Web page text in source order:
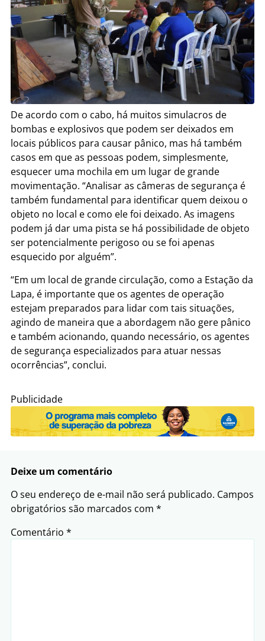
De acordo com o cabo, há muitos simulacros de
bombas e explosivos que podem ser deixados em
locais públicos para causar pânico, mas há também
casos em que as pessoas podem, simplesmente,
esquecer uma mochila em um lugar de grande
movimentação. “Analisar as câmeras de segurança é
também fundamental para identificar quem deixou o
objeto no local e como ele foi deixado. As imagens
podem já dar uma pista se há possibilidade de objeto
ser potencialmente perigoso ou se foi apenas
esquecido por alguém”.
“Em um local de grande circulação, como a Estação da
Lapa, é importante que os agentes de operação
estejam preparados para lidar com tais situações,
agindo de maneira que a abordagem não gere pânico
e também acionando, quando necessário, os agentes
de segurança especializados para atuar nessas
ocorrências”, conclui.
Publicidade
Deixe um comentário
O seu endereço de e-mail não será publicado. Campos
obrigatórios são marcados com *
Comentário *